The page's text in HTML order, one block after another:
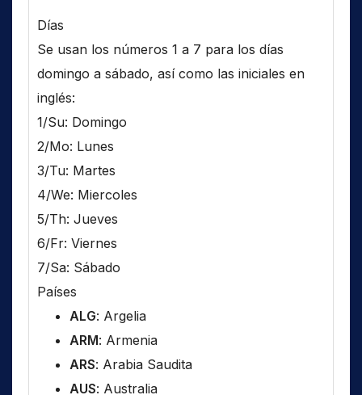
Días
Se usan los números 1 a 7 para los días
domingo a sábado, así como las iniciales en
inglés:
1/Su: Domingo
2/Mo: Lunes
3/Tu: Martes
4/We: Miercoles
5/Th: Jueves
6/Fr: Viernes
7/Sa: Sábado
Países
ALG: Argelia
ARM: Armenia
ARS: Arabia Saudita
AUS: Australia